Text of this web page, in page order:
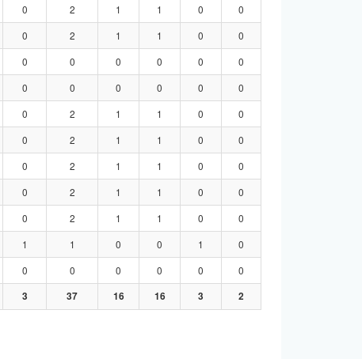
0 2 1 1 0
0
0 2 1 1 0
0
0 0 0 0 0
0
0 0 0 0 0
0
0 2 1 1 0
0
0 2 1 1 0
0
0 2 1 1 0
0
0 2 1 1 0
0
0 2 1 1 0
0
1 1 0 0 1
0
0 0 0 0 0
0
3 37 16 16 3 2